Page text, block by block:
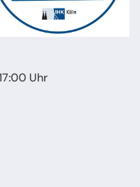
Uhr